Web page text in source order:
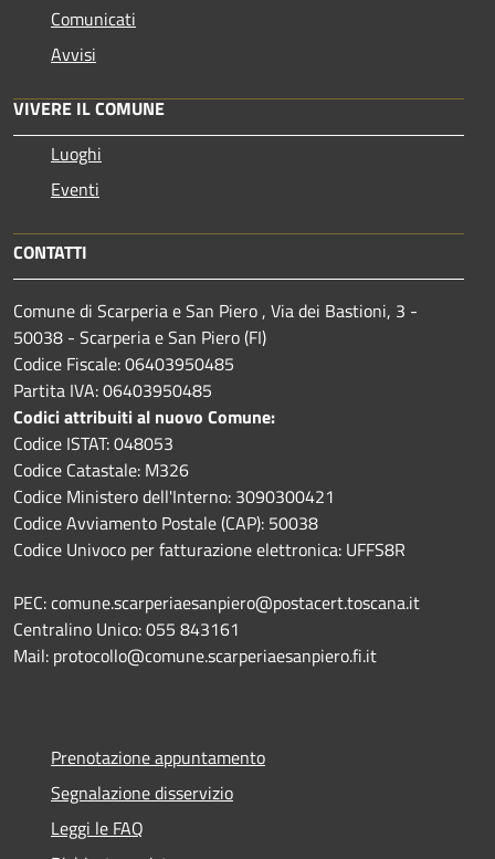
Comunicati
Avvisi
VIVERE IL COMUNE
Luoghi
Eventi
CONTATTI
Comune di Scarperia e San Piero , Via dei Bastioni, 3 -
50038 - Scarperia e San Piero (FI)
Codice Fiscale: 06403950485
Partita IVA: 06403950485
Codici attribuiti al nuovo Comune:
Codice ISTAT: 048053
Codice Catastale: M326
Codice Ministero dell'Interno: 3090300421
Codice Avviamento Postale (CAP): 50038
Codice Univoco per fatturazione elettronica: UFFS8R
PEC: comune.scarperiaesanpiero@postacert.toscana.it
Centralino Unico: 055 843161
Mail: protocollo@comune.scarperiaesanpiero.fi.it
Prenotazione appuntamento
Segnalazione disservizio
Leggi le FAQ